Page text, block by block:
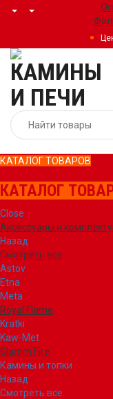
КАТАЛОГ ТОВАРОВ
КАТАЛОГ
Close
Аксессуары и
Назад
Смотреть все
Astov
Etna
Meta
Royal Flame
Kratki
Kaw-Met
Glamm Fire
Камины и топки
Назад
Смотреть все